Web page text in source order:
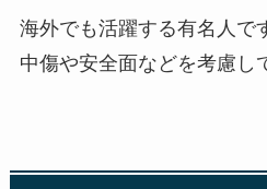
海外でも活躍する有名人で
中傷や安全面などを考慮し